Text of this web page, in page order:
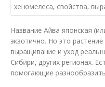
Название Айва японская
экзотично. Но это
выращивание и уход
Сибири, других регионах.
помогающие